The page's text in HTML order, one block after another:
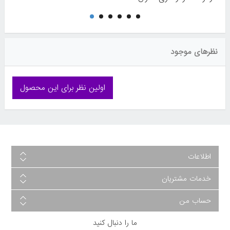
نظرهای موجود
اولین نظر برای این محصول
اطلاعات
خدمات مشتریان
حساب من
ما را دنبال کنید